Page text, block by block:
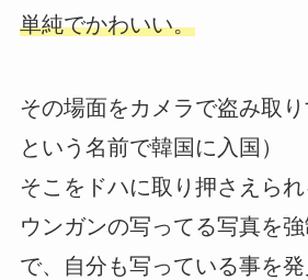
単純でかわいい。
その場面をカメラで盗み取
という名前で韓国に入国）
そこをドハに取り押さえられ
ウンガンの写ってる写真を
で、自分も写っている事を発